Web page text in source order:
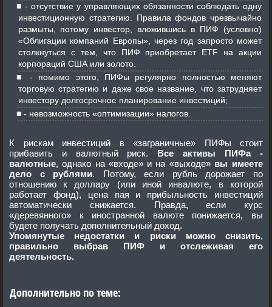
- отсутствие у управляющих обязанности соблюдать одну
инвестиционную стратегию. Правила фондов чрезвычайно
размыты, потому инвестор, вложившись в ПИФ (условно)
«Облигации компаний Европы», через год запросто может
столкнуться с тем, что ПИФ приобретает ETF на акции
корпораций США или золото.
- помимо этого, ПИФы регулярно полностью меняют
торговую стратегию и даже свое название, что затрудняет
инвестору долгосрочное планирование инвестиций;
- невозможность «оптимизации» налогов.
К рискам инвестиций в «заграничные» ПИФы стоит
прибавить и валютный риск. Все активы ПИФа -
валютные
, однако на «входе» и на «выходе» вы имеете
дело с рублями. Потому, если рубль дорожает по
отношению к доллару (или иной инвалюте, в которой
работает фонд), цена пая и прибыльность инвестиций
автоматически снижается. Правда, если курс
«деревянного» к иностранной валюте понижается, вы
будете получать дополнительный доход.
Упомянутые недостатки и риски можно снизить,
правильно выбрав ПИФ и отслеживая его
деятельность.
Дополнительно по теме: